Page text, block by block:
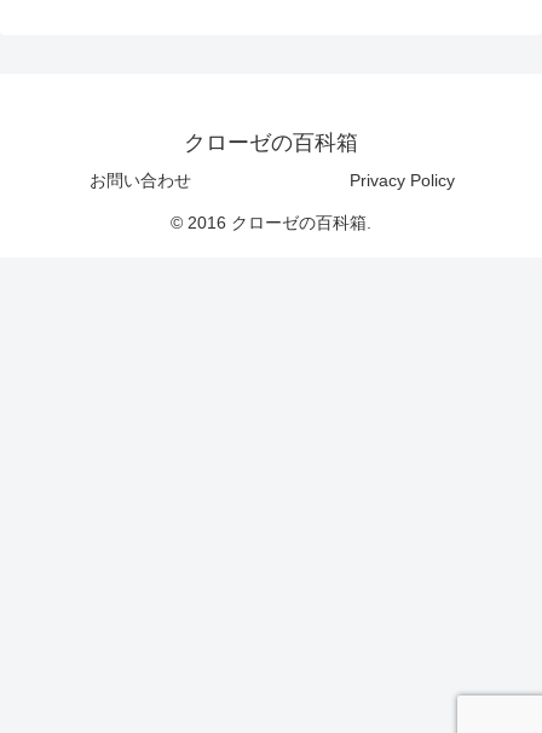
クローゼの百科箱
お問い合わせ Privacy Policy
© 2016 クローゼの百科箱.